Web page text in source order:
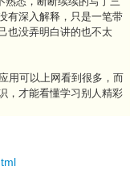
有深入解释，只是一笔带
也没弄明白讲的也不太
用可以上网看到很多，而
，才能看懂学习别人精彩